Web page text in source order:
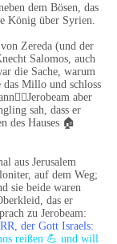
dem Bösen, das
König über Syrien.
Zereda (und der
Salomos, auch
die Sache, warum
das Millo und schloss
aber
sah, dass er
des Hauses 🏠
aus Jerusalem
auf dem Weg;
sie beide waren
das er
zu Jerobeam:
der Gott Israels:
reißen 💪 und will